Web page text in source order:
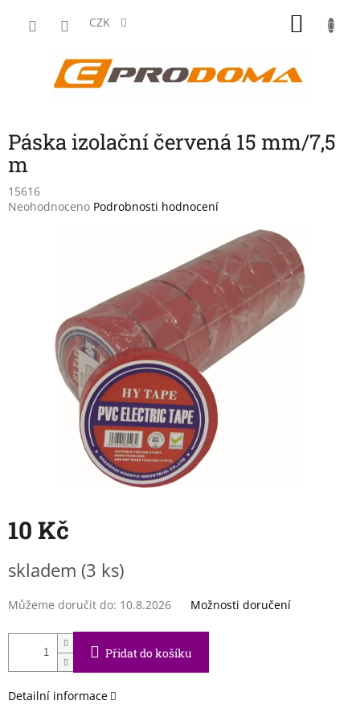
CZK
Páska izolační červená 15 mm/7,5
m
15616
Průměrné
Neohodnoceno Podrobnosti hodnocení
10 Kč
cena:
skladem (3 ks)
Můžeme doručit do: 10.8.2026 Možnosti doručení
Přidat do košíku
Detailní informace